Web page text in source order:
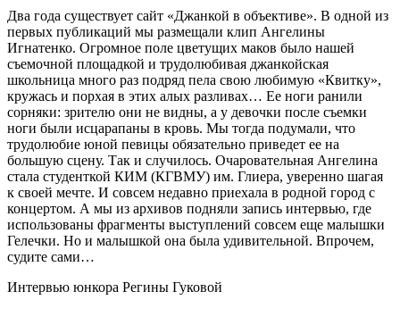
Два года существует сайт «Джанкой в объективе». В одной из
первых публикаций мы размещали клип Ангелины
Игнатенко. Огромное поле цветущих маков было нашей
съемочной площадкой и трудолюбивая джанкойская
школьница много раз подряд пела свою любимую «Квитку»,
кружась и порхая в этих алых разливах… Ее ноги ранили
сорняки: зрителю они не видны, а у девочки после съемки
ноги были исцарапаны в кровь. Мы тогда подумали, что
трудолюбие юной певицы обязательно приведет ее на
большую сцену. Так и случилось. Очаровательная Ангелина
стала студенткой КИМ (КГВМУ) им. Глиера, уверенно шагая
к своей мечте. И совсем недавно приехала в родной город с
концертом. А мы из архивов подняли запись интервью, где
использованы фрагменты выступлений совсем еще малышки
Гелечки. Но и малышкой она была удивительной. Впрочем,
судите сами…
Интервью юнкора Регины Гуковой